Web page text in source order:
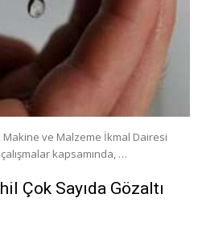
ve Malzeme İkmal Dairesi
kapsamında, …
Çok Sayıda Gözaltı